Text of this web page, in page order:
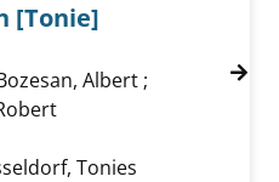
von Der Herr der Donuts ;
[Tonie]
Albert ;
Tonies